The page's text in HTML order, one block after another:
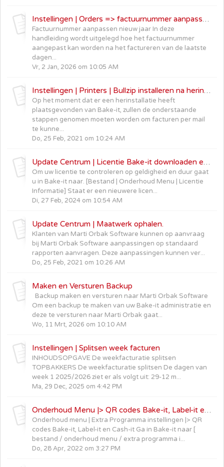
Instellingen | Orders => factuurnummer aanpassen nieuw jaar
Factuurnummer aanpassen nieuw jaar In deze
handleiding wordt uitgelegd hoe het factuurnummer
aangepast kan worden na het factureren van de laatste
dagen...
Vr, 2 Jan, 2026 om 10:05 AM
Instellingen | Printers | Bullzip installeren na herinstallatie Bake-it
Op het moment dat er een herinstallatie heeft
plaatsgevonden van Bake-it, zullen de onderstaande
stappen genomen moeten worden om facturen per mail
te kunne...
Do, 25 Feb, 2021 om 10:24 AM
Update Centrum | Licentie Bake-it downloaden en installeren
Om uw licentie te controleren op geldigheid en duur gaat
u in Bake-it naar. [Bestand | Onderhoud Menu | Licentie
Informatie] Staat er een nieuwere licen...
Di, 27 Feb, 2024 om 10:54 AM
Update Centrum | Maatwerk ophalen.
Klanten van Marti Orbak Software kunnen op aanvraag
bij Marti Orbak Software aanpassingen op standaard
rapporten aanvragen. Deze aanpassingen kunnen ver...
Do, 25 Feb, 2021 om 10:26 AM
Maken en Versturen Backup
Backup maken en versturen naar Marti Orbak Software
Om een backup te maken van uw Bake-it administratie en
deze te versturen naar Marti Orbak gaat...
Wo, 11 Mrt, 2026 om 10:10 AM
Instellingen | Splitsen week facturen
INHOUDSOPGAVE De weekfacturatie splitsen
TOPBAKKERS De weekfacturatie splitsen De dagen van
week 1 2025/2026 ziet er als volgt uit: 29-12 m...
Ma, 29 Dec, 2025 om 4:42 PM
Onderhoud Menu |> QR codes Bake-it, Label-it en Cash-it
Onderhoud menu | Extra Programma instellingen |> QR
codes Bake-it, Label-it en Cash-it Ga in Bake-it naar [
bestand / onderhoud menu / extra programma i...
Do, 28 Apr, 2022 om 3:27 PM